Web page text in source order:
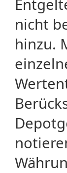
nicht
hinzu.